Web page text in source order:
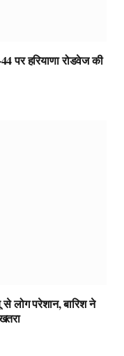
पर हरियाणा रोडवेज की
लोग परेशान, बारिश ने